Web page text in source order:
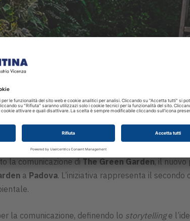
la comunicazione di The Green Garden, il
a Padova. L’iniziativa rappresenta il
la comunicazione, definendo lo storytellinge